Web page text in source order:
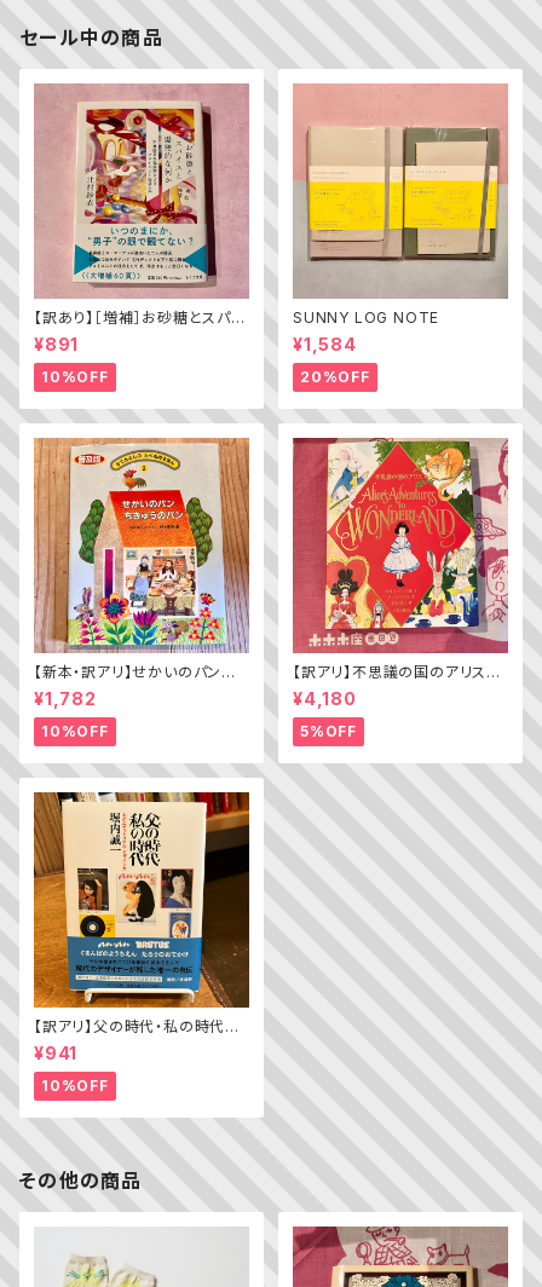
セール中の商品
【訳あり】［増補］お砂糖とスパイ
スと爆発的な何か ——不真面
目な批評家によるフェミニスト批
評入門
¥891
10%OFF
SUNNY LOG NOTE
¥1,584
20%OFF
【新本・訳アリ】せかいのパン
ちきゅうのパン（普及版 かこさ
¥1,782
10%OFF
【訳アリ】不思議の国のアリス（A
lice’s Adventures in WOND
ERLAND）
¥4,180
5%OFF
【訳アリ】父の時代・私の時代
─わがエディトリアル・デザイン
史
¥941
10%OFF
その他の商品